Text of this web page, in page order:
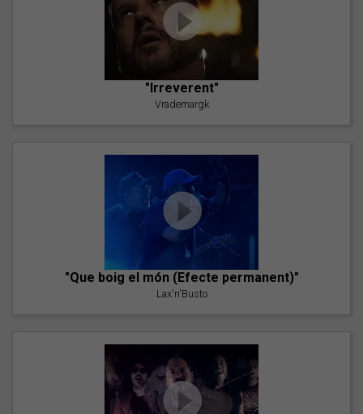
"Irreverent"
Vrademargk
"Que boig el món (Efecte permanent)"
Lax'n'Busto